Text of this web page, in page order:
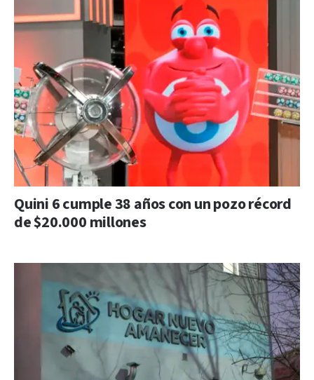
Quini 6 cumple 38 años con un pozo récord
de $20.000 millones